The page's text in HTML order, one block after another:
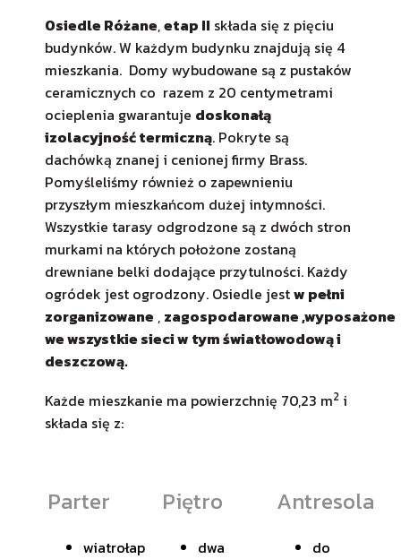
Osiedle Różane,etap II składa się z pięciu
budynków. W każdym budynku znajdują się 4
mieszkania. Domy wybudowane są z pustaków
ceramicznych co razem z 20 centymetrami
ocieplenia gwarantuje doskonałą
izolacyjność termiczną. Pokryte są
dachówką znanej i cenionej firmy Brass.
Pomyśleliśmy również o zapewnieniu
przyszłym mieszkańcom dużej intymności.
Wszystkie tarasy odgrodzone są z dwóch stron
murkami na których położone zostaną
drewniane belki dodające przytulności. Każdy
ogródek jest ogrodzony. Osiedle jestw pełni
zorganizowane , zagospodarowane ,wyposażone
we wszystkie sieci w tym światłowodową i
deszczową.
Każde mieszkanie ma powierzchnię 70,23 m2 i
składa się z:
Parter
wiatrołap
Piętro
dwa
Antresola
do